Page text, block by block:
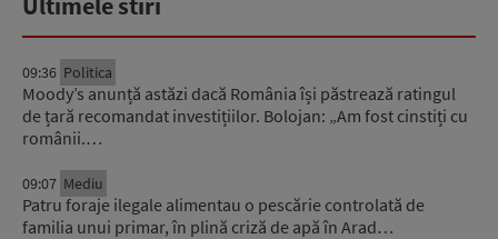
09:36 Politica
Moody’s anunță astăzi dacă România își păstrează ratingul
de țară recomandat investițiilor. Bolojan: „Am fost cinstiți cu
românii.…
09:07 Mediu
Patru foraje ilegale alimentau o pescărie controlată de
familia unui primar, în plină criză de apă în Arad…